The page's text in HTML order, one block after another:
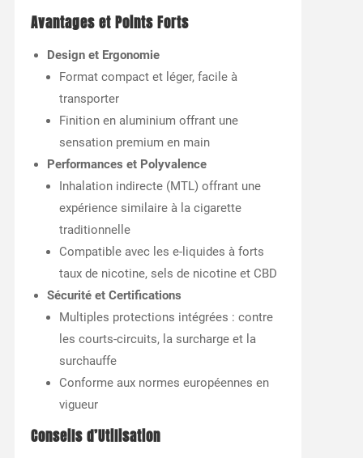
Avantages et Points Forts
Design et Ergonomie
Format compact et léger, facile à
transporter
Finition en aluminium offrant une
sensation premium en main
Performances et Polyvalence
Inhalation indirecte (MTL) offrant une
expérience similaire à la cigarette
traditionnelle
Compatible avec les e-liquides à forts
taux de nicotine, sels de nicotine et CBD
Sécurité et Certifications
Multiples protections intégrées : contre
les courts-circuits, la surcharge et la
surchauffe
Conforme aux normes européennes en
vigueur
Conseils d’Utilisation